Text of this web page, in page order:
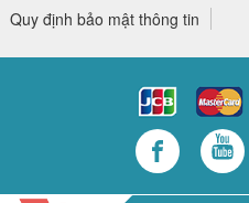
Quy định bảo mật thông tin